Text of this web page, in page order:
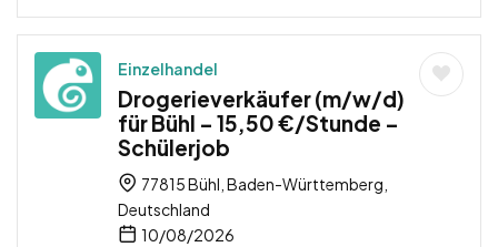
Einzelhandel
Drogerieverkäufer (m/w/d)
für Bühl – 15,50 €/Stunde –
Schülerjob
77815 Bühl, Baden-Württemberg,
Deutschland
10/08/2026